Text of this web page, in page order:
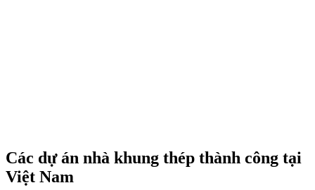
Các dự án nhà khung thép thành công tại
Việt Nam